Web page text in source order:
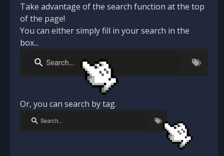
Take advantage of the search function at the top
of the page!
You can either simply fill in your search in the
box...
Or, you can search by tag.